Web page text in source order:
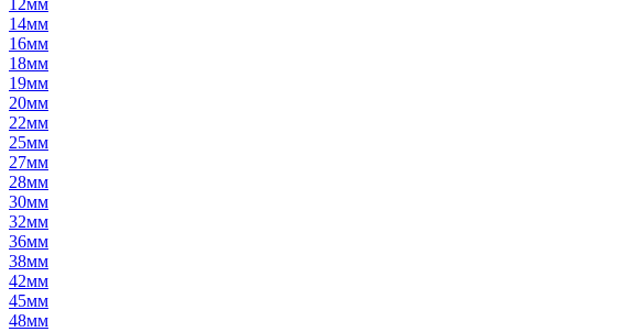
12мм
14мм
16мм
18мм
19мм
20мм
22мм
25мм
27мм
28мм
30мм
32мм
36мм
38мм
42мм
45мм
48мм